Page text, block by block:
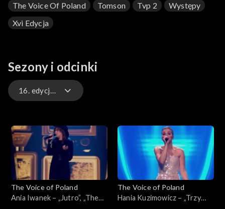
The Voice Of Poland
Tomson Tvp 2
Występy
Xvi Edycja
Sezony i odcinki
16. edycja – występy
16. edycja
15. edycja
The Voice of Poland
Ania Iwanek – „Jutro”, „The
The Voice of Poland
Hania Kuzimowicz – „Trzy